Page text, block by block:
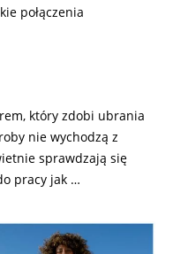
połączenia
który zdobi ubrania
nie wychodzą z
sprawdzają się
pracy jak …